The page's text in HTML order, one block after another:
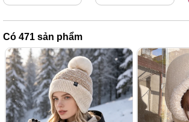
Có 471 sản phẩm